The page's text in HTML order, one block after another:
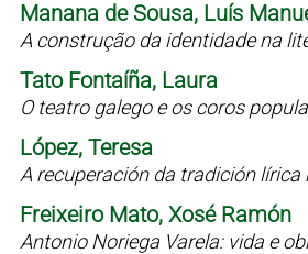
Manana de Sousa, Luís
A construção da identidade na
Tato Fontaíña, Laura
O teatro galego e os coros
López, Teresa
A recuperación da tradición
Freixeiro Mato, Xosé Ramón
Antonio Noriega Varela: vida e